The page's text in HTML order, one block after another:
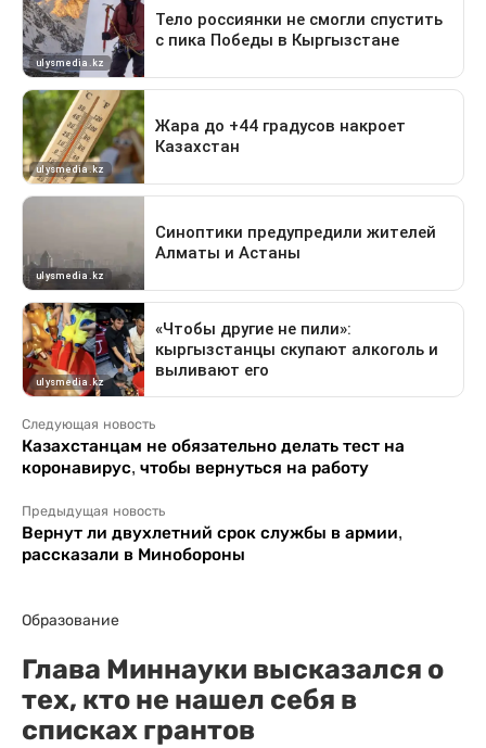
Следующая новость
Казахстанцам не обязательно делать тест на
коронавирус, чтобы вернуться на работу
Предыдущая новость
Вернут ли двухлетний срок службы в армии,
рассказали в Минобороны
Образование
Глава Миннауки высказался о
тех, кто не нашел себя в
списках грантов